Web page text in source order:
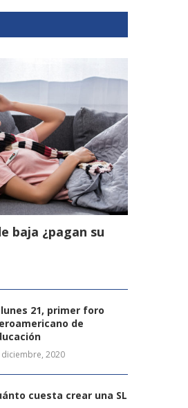
baja ¿pagan su
lunes 21, primer foro
de
diciembre, 2020
cuesta crear una SL